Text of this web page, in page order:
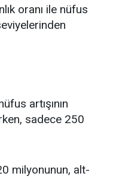
oranı ile nüfus
artışının
sadece 250
milyonunun, alt-